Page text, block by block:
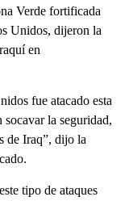
Verde fortificada
Unidos, dijeron la
en
fue atacado esta
socavar la seguridad,
de Iraq”, dijo la
tipo de ataques